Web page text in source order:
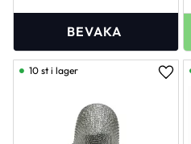
10 st i lager